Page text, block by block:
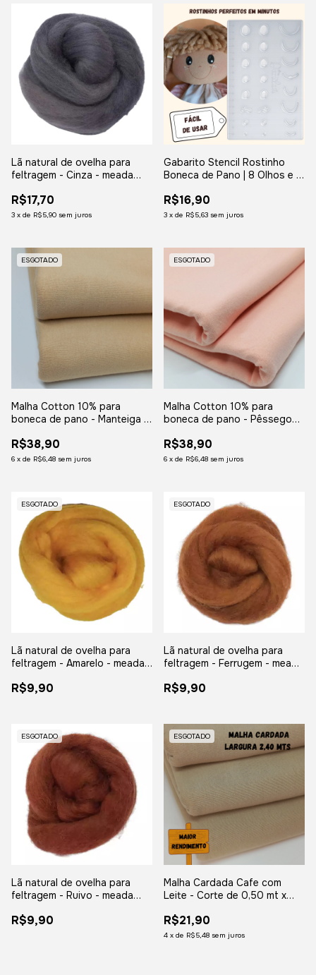
Lã natural de ovelha para
feltragem - Cinza - meada
R$17,70
3 x de R$5,90 sem juros
Gabarito Stencil Rostinho
Boneca de Pano | 8 Olhos e 8
Fácil e Preciso
R$16,90
3 x de R$5,63 sem juros
ESGOTADO
Malha Cotton 10% para
boneca de pano - Manteiga -
R$38,90
6 x de R$6,48 sem juros
ESGOTADO
Malha Cotton 10% para
boneca de pano - Pêssego
R$38,90
6 x de R$6,48 sem juros
ESGOTADO
Lã natural de ovelha para
feltragem - Amarelo - meada
R$9,90
ESGOTADO
Lã natural de ovelha para
feltragem - Ferrugem - meada
R$9,90
ESGOTADO
Lã natural de ovelha para
feltragem - Ruivo - meada
R$9,90
ESGOTADO
Malha Cardada Cafe com
Leite - Corte de 0,50 mt x
R$21,90
4 x de R$5,48 sem juros